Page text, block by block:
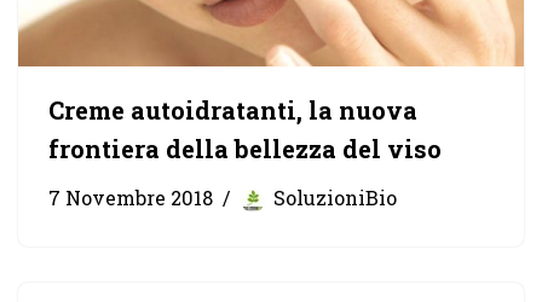
Creme autoidratanti, la nuova
frontiera della bellezza del viso
7 Novembre 2018 SoluzioniBio